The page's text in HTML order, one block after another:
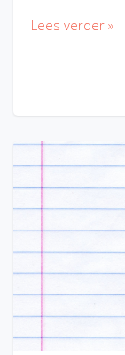
Lees verder »